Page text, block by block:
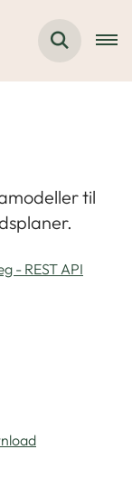
til
- REST API